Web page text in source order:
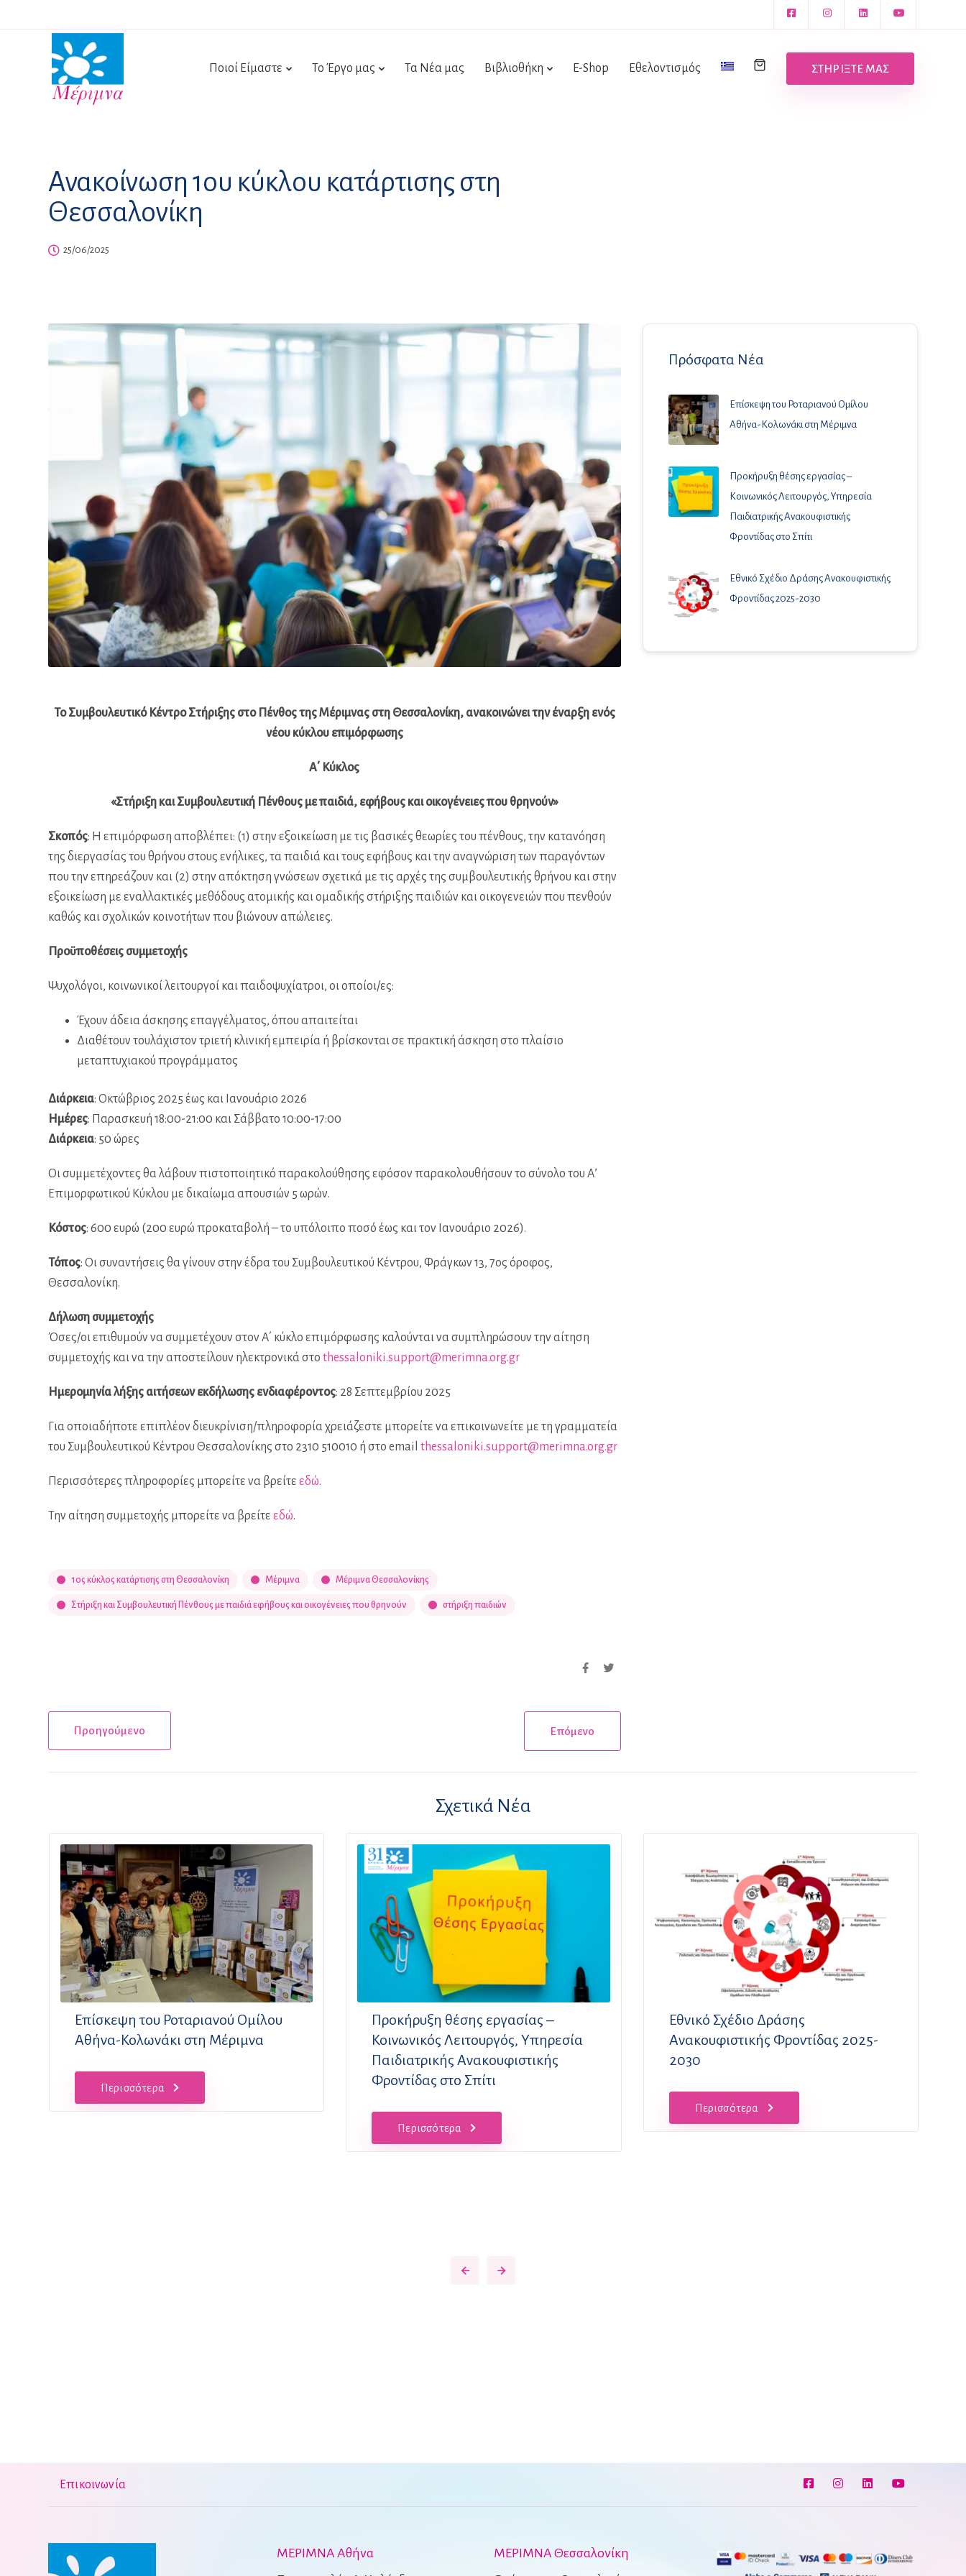
Ποιοί Είμαστε Το Έργο μας Τα Νέα μας Βιβλιοθήκη E-Shop Εθελοντισμός ΣΤΗΡΙΞΤΕ ΜΑΣ
Ανακοίνωση 1ου κύκλου κατάρτισης στη
Θεσσαλονίκη
25/06/2025
Το Συμβουλευτικό Κέντρο Στήριξης στο Πένθος της Μέριμνας στη Θεσσαλονίκη, ανακοινώνει την έναρξη ενός
νέου κύκλου επιμόρφωσης
Α΄ Κύκλος
«Στήριξη και Συμβουλευτική Πένθους με παιδιά, εφήβους και οικογένειες που θρηνούν»
Σκοπός: Η επιμόρφωση αποβλέπει: (1) στην εξοικείωση με τις βασικές θεωρίες του πένθους, την κατανόηση
της διεργασίας του θρήνου στους ενήλικες, τα παιδιά και τους εφήβους και την αναγνώριση των παραγόντων
που την επηρεάζουν και (2) στην απόκτηση γνώσεων σχετικά με τις αρχές της συμβουλευτικής θρήνου και στην
εξοικείωση με εναλλακτικές μεθόδους ατομικής και ομαδικής στήριξης παιδιών και οικογενειών που πενθούν
καθώς και σχολικών κοινοτήτων που βιώνουν απώλειες.
Προϋποθέσεις συμμετοχής
Ψυχολόγοι, κοινωνικοί λειτουργοί και παιδοψυχίατροι, οι οποίοι/ες:
Έχουν άδεια άσκησης επαγγέλματος, όπου απαιτείται
Διαθέτουν τουλάχιστον τριετή κλινική εμπειρία ή βρίσκονται σε πρακτική άσκηση στο πλαίσιο
μεταπτυχιακού προγράμματος
Διάρκεια: Οκτώβριος 2025 έως και Ιανουάριο 2026
Ημέρες: Παρασκευή 18:00-21:00 και Σάββατο 10:00-17:00
Διάρκεια: 50 ώρες
Οι συμμετέχοντες θα λάβουν πιστοποιητικό παρακολούθησης εφόσον παρακολουθήσουν το σύνολο του Α’
Επιμορφωτικού Κύκλου με δικαίωμα απουσιών 5 ωρών.
Κόστος: 600 ευρώ (200 ευρώ προκαταβολή – το υπόλοιπο ποσό έως και τον Ιανουάριο 2026).
Τόπος: Οι συναντήσεις θα γίνουν στην έδρα του Συμβουλευτικού Κέντρου, Φράγκων 13, 7ος όροφος,
Θεσσαλονίκη.
Δήλωση συμμετοχής
Όσες/οι επιθυμούν να συμμετέχουν στον Α΄ κύκλο επιμόρφωσης καλούνται να συμπληρώσουν την αίτηση
συμμετοχής και να την αποστείλουν ηλεκτρονικά στο thessaloniki.support@merimna.org.gr
Ημερομηνία λήξης αιτήσεων εκδήλωσης ενδιαφέροντος: 28 Σεπτεμβρίου 2025
Για οποιαδήποτε επιπλέον διευκρίνιση/πληροφορία χρειάζεστε μπορείτε να επικοινωνείτε με τη γραμματεία
του Συμβουλευτικού Κέντρου Θεσσαλονίκης στο 2310 510010 ή στο email thessaloniki.support@merimna.org.gr
Περισσότερες πληροφορίες μπορείτε να βρείτε εδώ.
Την αίτηση συμμετοχής μπορείτε να βρείτε εδώ.
1ος κύκλος κατάρτισης στη Θεσσαλονίκη Μέριμνα Μέριμνα Θεσσαλονίκης
Στήριξη και Συμβουλευτική Πένθους με παιδιά εφήβους και οικογένειες που θρηνούν στήριξη παιδιών
Προηγούμενο Επόμενο
Πρόσφατα Νέα
Επίσκεψη του Ροταριανού Ομίλου
Αθήνα-Κολωνάκι στη Μέριμνα
Προκήρυξη θέσης εργασίας –
Κοινωνικός Λειτουργός, Υπηρεσία
Παιδιατρικής Ανακουφιστικής
Φροντίδας στο Σπίτι
Εθνικό Σχέδιο Δράσης Ανακουφιστικής
Φροντίδας 2025-2030
Σχετικά Νέα
Επίσκεψη του Ροταριανού Ομίλου
Αθήνα-Κολωνάκι στη Μέριμνα
Περισσότερα
Προκήρυξη θέσης εργασίας –
Κοινωνικός Λειτουργός, Υπηρεσία
Παιδιατρικής Ανακουφιστικής
Φροντίδας στο Σπίτι
Περισσότερα
Εθνικό Σχέδιο Δράσης
Ανακουφιστικής Φροντίδας 2025-
2030
Περισσότερα
Επικοινωνία
ΜΕΡΙΜΝΑ Αθήνα ΜΕΡΙΜΝΑ Θεσσαλονίκη